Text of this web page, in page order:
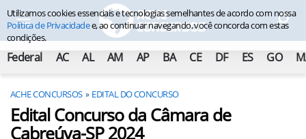
Federal AC AL AM AP BA CE DF ES GO
ACHE CONCURSOS EDITAL DO CONCURSO
Edital Concurso da Câmara de
Cabreúva-SP 2024
Utilizamos cookies essenciais e tecnologias semelhantes de acordo com nossa
Política de Privacidadee, ao continuar navegando, você concorda com estas
condições.